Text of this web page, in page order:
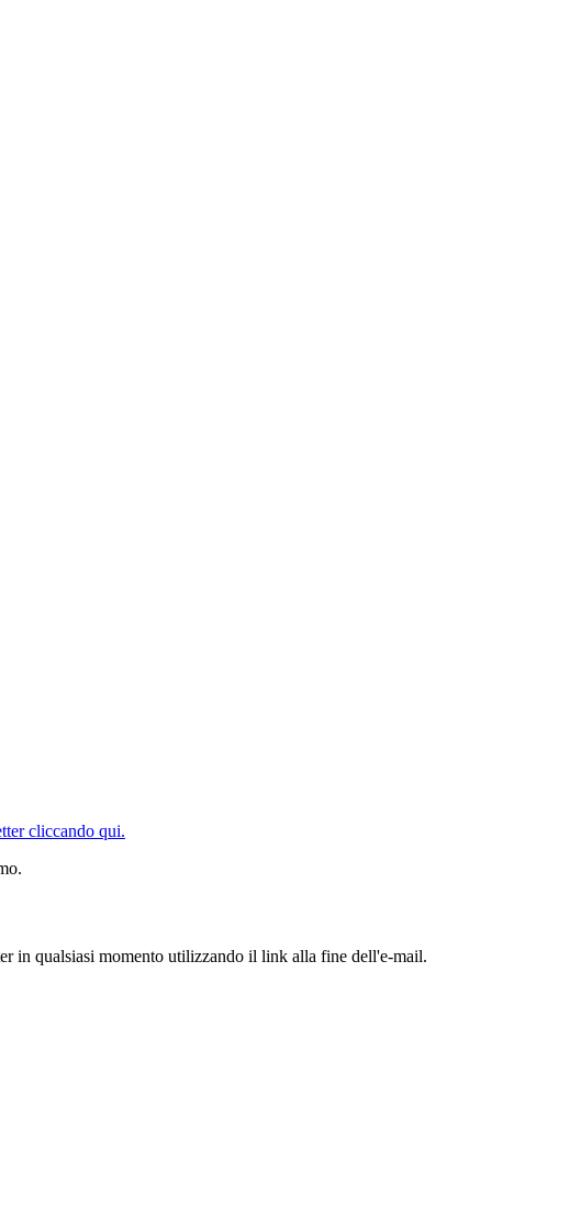
cliccando qui.
in qualsiasi momento utilizzando il link alla fine dell'e-mail.